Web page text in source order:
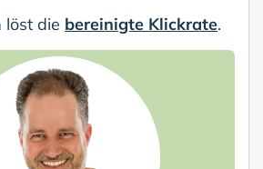
löst die bereinigte Klickrate.